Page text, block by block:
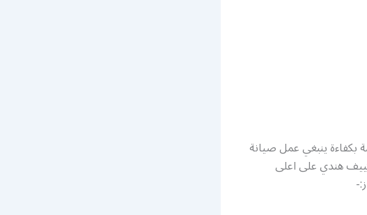
بكفاءة ينبغي عمل صيانة
هندي على اعلى